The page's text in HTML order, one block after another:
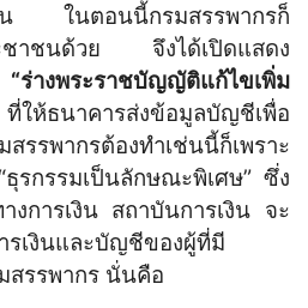
น ในตอนนี้กรมสรรพากรก็
ะชาชนด้วย จึงได้เปิดแสดง
“ร่างพระราชบัญญัติแก้ไขเพิ่ม
ธนาคารส่งข้อมูลบัญชีเพื่อ
รรพากรต้องทำเช่นนี้ก็เพราะ
รกรรมเป็นลักษณะพิเศษ” ซึ่ง
งการเงิน สถาบันการเงิน จะ
รเงินและบัญชีของผู้ที่มี
สรรพากร นั่นคือ